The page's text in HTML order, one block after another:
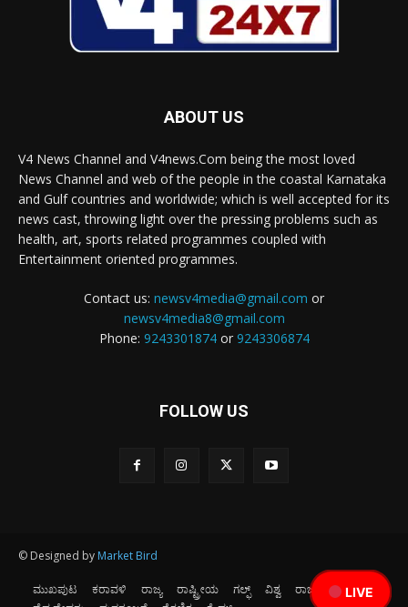
LIVE
ABOUT US
V4 News Channel and V4news.Com being the most loved
News Channel and web of the people in the coastal Karnataka
and Gulf countries and worldwide; which is well accepted for its
news cast, throwing light over the pressing problems such as
health, art, sports related programmes coupled with
Entertainment oriented programmes.
Contact us: newsv4media@gmail.com or
newsv4media8@gmail.com
Phone: 9243301874or 9243306874
FOLLOW US
© Designed by Market Bird
ಮುಖಪುಟ ಕರಾವಳಿ ರಾಜ್ಯ ರಾಷ್ಟ್ರೀಯ ಗಲ್ಫ್ ವಿಶ್ವ ರಾಜಕೀಯ
ಕ್ರೀಡೆ